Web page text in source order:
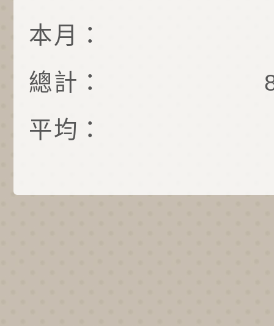
本月：
總計：
平均：